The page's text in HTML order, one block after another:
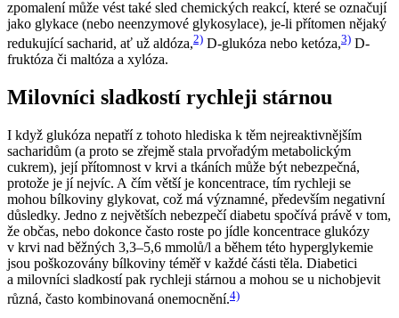
zpomalení může vést také sled chemických reakcí, které se označují
jako glykace (nebo neenzymové glykosylace), je-li přítomen nějaký
redukující sacharid, ať už aldóza,2) D-glukóza nebo ketóza,3) D-
fruktóza či maltóza a xylóza.
Milovníci sladkostí rychleji stárnou
I když glukóza nepatří z tohoto hlediska k těm nejreaktivnějším
sacharidům (a proto se zřejmě stala prvořadým metabolickým
cukrem), její přítomnost v krvi a tkáních může být nebezpečná,
protože je jí nejvíc. A čím větší je koncentrace, tím rychleji se
mohou bílkoviny glykovat, což má významné, především negativní
důsledky. Jedno z největších nebezpečí diabetu spočívá právě v tom,
že občas, nebo dokonce často roste po jídle koncentrace glukózy
v krvi nad běžných 3,3–5,6 mmolů/l a během této hyperglykemie
jsou poškozovány bílkoviny téměř v každé části těla. Diabetici
a milovníci sladkostí pak rychleji stárnou a mohou se u nichobjevit
různá, často kombinovaná onemocnění.4)